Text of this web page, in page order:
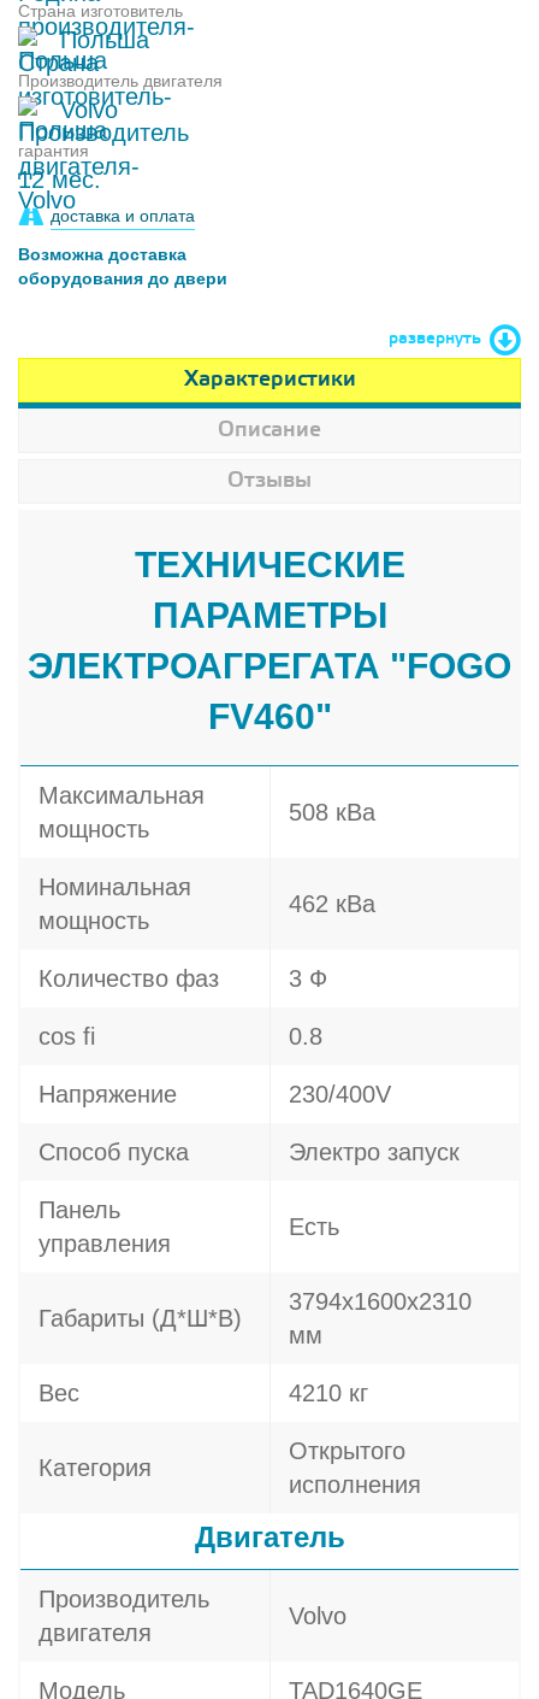
Страна изготовитель
Польша
Производитель двигателя
Volvo
гарантия
12 мес.
доставка и оплата
Возможна доставка
оборудования до двери
развернуть
Характеристики
Описание
Отзывы
ТЕХНИЧЕСКИЕ
ПАРАМЕТРЫ
ЭЛЕКТРОАГРЕГАТА "FOGO
FV460"
Максимальная
мощность
508 кВа
Номинальная
мощность
462 кВа
Количество фаз 3 Ф
cos fi 0.8
Напряжение 230/400V
Способ пуска Электро запуск
Панель
управления
Есть
Габариты (Д*Ш*В)
3794х1600х2310
мм
Вес 4210 кг
Категория
Открытого
исполнения
Двигатель
Производитель
двигателя
Volvo
Модель TAD1640GE